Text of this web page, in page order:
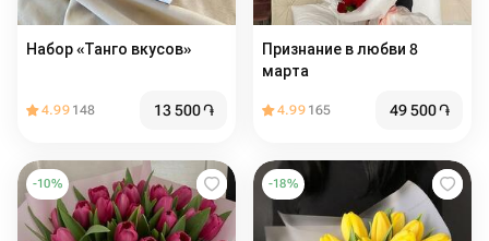
Набор «Танго вкусов»
4.99 148 13 500֏
Признание в любви 8
марта
4.99 165 49 500֏
-10% -18%